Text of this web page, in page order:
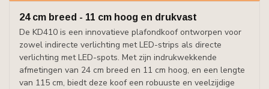
24 cm breed - 11 cm hoog en drukvast
De KD410 is een innovatieve plafondkoof ontworpen voor
zowel indirecte verlichting met LED-strips als directe
verlichting met LED-spots. Met zijn indrukwekkende
afmetingen van 24 cm breed en 11 cm hoog, en een lengte
van 115 cm, biedt deze koof een robuuste en veelzijdige